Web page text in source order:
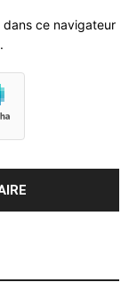
dans ce navigateur